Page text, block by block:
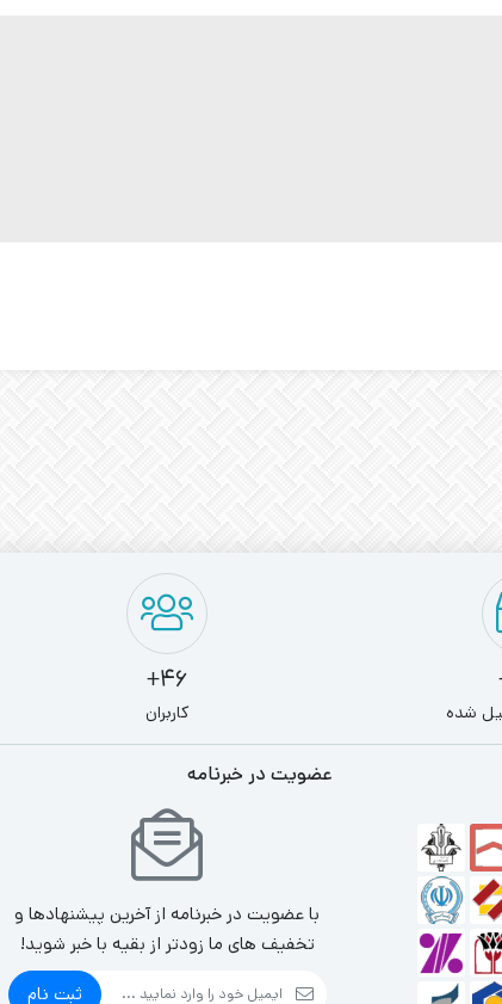
شده
46+
کاربران
عضویت در خبرنامه
با عضویت در خبرنامه از آخرین پیشنهادها و
تخفیف های ما زودتر از بقیه با خبر شوید!
ثبت نام